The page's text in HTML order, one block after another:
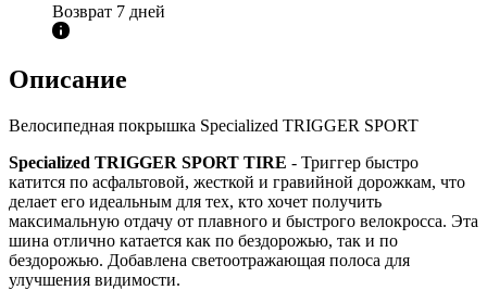
Возврат 7 дней
Описание
Велосипедная покрышка Specialized TRIGGER SPORT
Specialized TRIGGER SPORT TIRE - Триггер быстро
катится по асфальтовой, жесткой и гравийной дорожкам, что
делает его идеальным для тех, кто хочет получить
максимальную отдачу от плавного и быстрого велокросса. Эта
шина отлично катается как по бездорожью, так и по
бездорожью. Добавлена ​​светоотражающая полоса для
улучшения видимости.